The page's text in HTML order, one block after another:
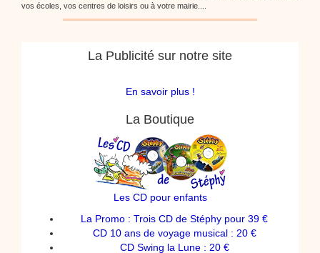
vos écoles, vos centres de loisirs ou à votre mairie....
La Publicité sur notre site
En savoir plus !
La Boutique
Les CD pour enfants
La Promo : Trois CD de Stéphy pour 39 €
CD 10 ans de voyage musical : 20 €
CD Swing la Lune : 20 €